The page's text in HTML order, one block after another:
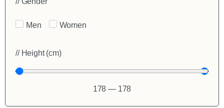
Men Women
// Height (cm)
178 — 178